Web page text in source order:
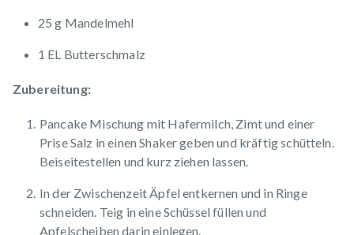
25 g Mandelmehl
1 EL Butterschmalz
Zubereitung:
Pancake Mischung mit Hafermilch, Zimt und einer
Prise Salz in einen Shaker geben und kräftig schütteln.
Beiseitestellen und kurz ziehen lassen.
In der Zwischenzeit Äpfel entkernen und in Ringe
schneiden. Teig in eine Schüssel füllen und
Apfelscheiben darin einlegen.